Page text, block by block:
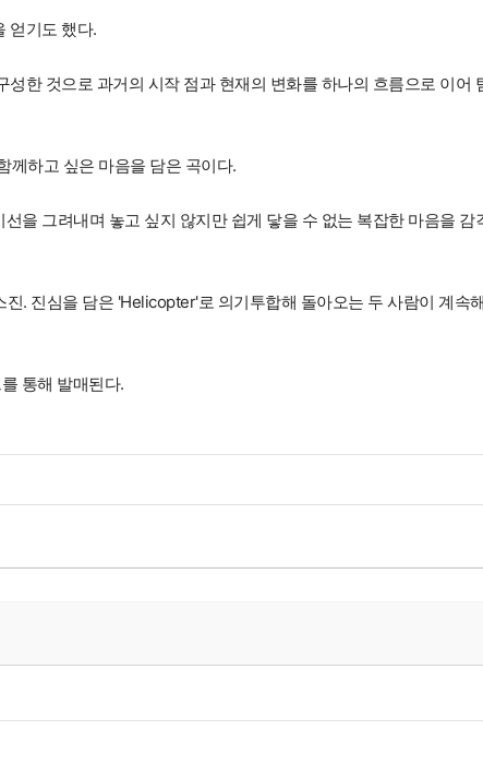
얻기도 했다.
한 것으로 과거의 시작 점과 현재의 변화를 하나의 흐름으로 이어
께하고 싶은 마음을 담은 곡이다.
을 그려내며 놓고 싶지 않지만 쉽게 닿을 수 없는 복잡한 마음을 감
. 진심을 담은 'Helicopter'로 의기투합해 돌아오는 두 사람이 계속
통해 발매된다.